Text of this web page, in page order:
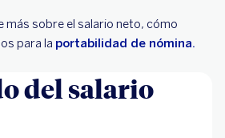
más sobre el salario neto, cómo
para la portabilidad de nómina.
del salario